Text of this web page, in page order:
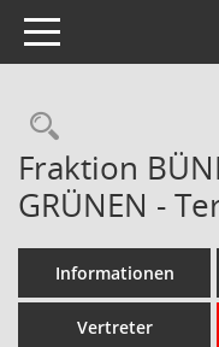
Toggle navigation
Fraktion
GRÜNEN -
Informationen
Vertreter